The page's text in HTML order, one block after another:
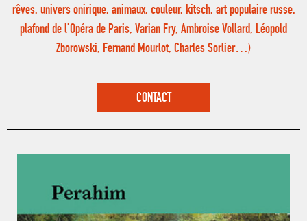
rêves, univers onirique, animaux, couleur, kitsch, art populaire russe,
plafond de l’Opéra de Paris, Varian Fry, Ambroise Vollard, Léopold
Zborowski, Fernand Mourlot, Charles Sorlier…)
CONTACT